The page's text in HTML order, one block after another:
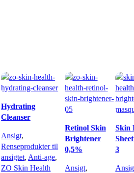
Hydrating
Cleanser
Ansigt,
Renseprodukter til
ansigtet, Anti-age,
ZO Skin Health
Retinol Skin
Brightener
0,5%
Ansigt,
Skin
3